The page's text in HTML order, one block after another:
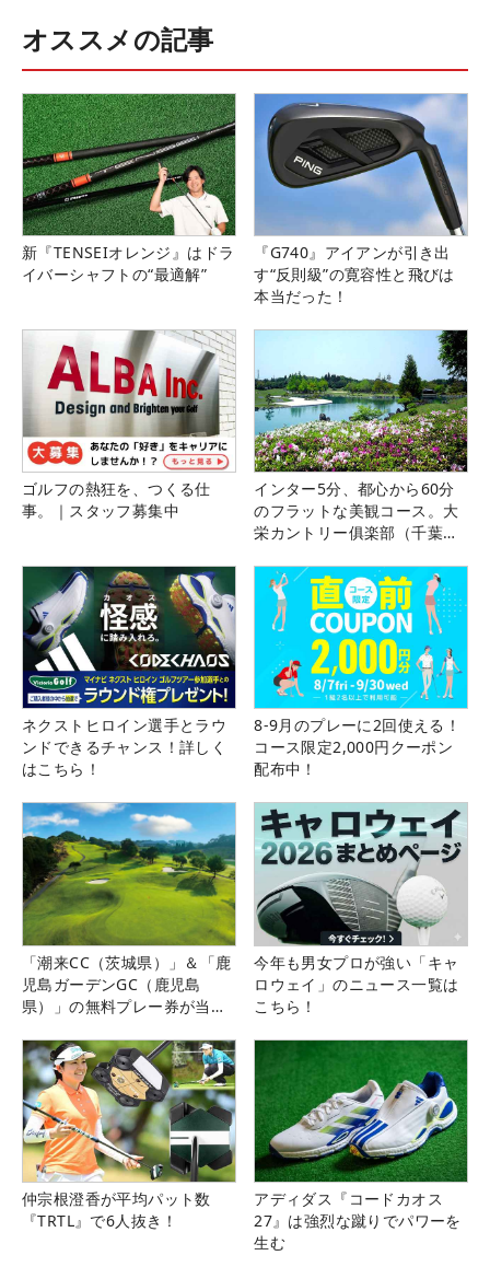
オススメの記事
新『TENSEIオレンジ』はドラ
イバーシャフトの“最適解”
『G740』アイアンが引き出
す“反則級”の寛容性と飛びは
本当だった！
ゴルフの熱狂を、つくる仕
事。｜スタッフ募集中
インター5分、都心から60分
のフラットな美観コース。大
栄カントリー俱楽部（千葉
ネクストヒロイン選手とラウ
ンドできるチャンス！詳しく
はこちら！
8-9月のプレーに2回使える！
コース限定2,000円クーポン
配布中！
「潮来CC（茨城県）」＆「鹿
児島ガーデンGC（鹿児島
県）」の無料プレー券が当た
今年も男女プロが強い「キャ
ロウェイ」のニュース一覧は
こちら！
仲宗根澄香が平均パット数
『TRTL』で6人抜き！
アディダス『コードカオス
27』は強烈な蹴りでパワーを
生む